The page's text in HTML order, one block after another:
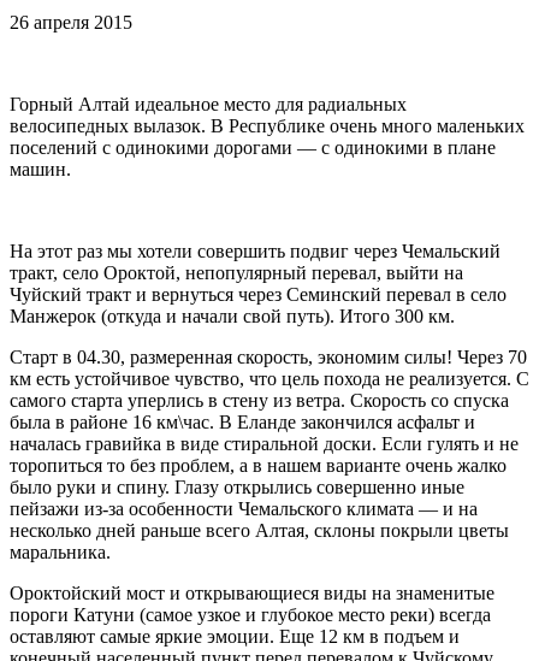
26 апреля 2015
Горный Алтай идеальное место для радиальных
велосипедных вылазок. В Республике очень много маленьких
поселений с одинокими дорогами — с одинокими в плане
машин.
На этот раз мы хотели совершить подвиг через Чемальский
тракт, село Ороктой, непопулярный перевал, выйти на
Чуйский тракт и вернуться через Семинский перевал в село
Манжерок (откуда и начали свой путь). Итого 300 км.
Старт в 04.30, размеренная скорость, экономим силы! Через 70
км есть устойчивое чувство, что цель похода не реализуется. С
самого старта уперлись в стену из ветра. Скорость со спуска
была в районе 16 км\час. В Еланде закончился асфальт и
началась гравийка в виде стиральной доски. Если гулять и не
торопиться то без проблем, а в нашем варианте очень жалко
было руки и спину. Глазу открылись совершенно иные
пейзажи из-за особенности Чемальского климата — и на
несколько дней раньше всего Алтая, склоны покрыли цветы
маральника.
Ороктойский мост и открывающиеся виды на знаменитые
пороги Катуни (самое узкое и глубокое место реки) всегда
оставляют самые яркие эмоции. Еще 12 км в подъем и